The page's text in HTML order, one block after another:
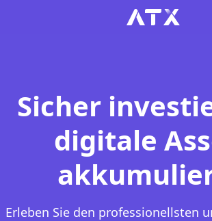
Sicher
digitale
Erleben Sie den professionellsten